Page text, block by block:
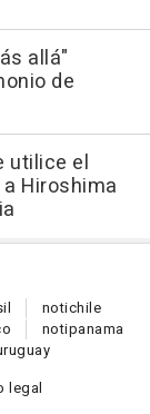
allá"
de
utilice el
Hiroshima
notichile
notipanama
legal